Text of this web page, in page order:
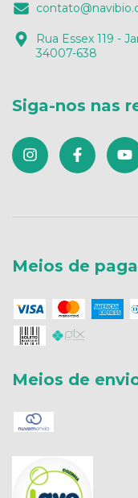
Rua Essex 119 -
34007-638
Siga-nos nas
Meios de
Meios de